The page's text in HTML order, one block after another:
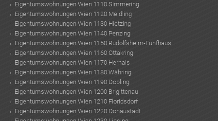
Eigentumswohnungen Wien 1110 Simmering
Eigentumswohnungen Wien 1120 Meidling
Eigentumswohnungen Wien 1130 Hietzing
Eigentumswohnungen Wien 1140 Penzing
Eigentumswohnungen Wien 1150 Rudolfsheim-Fünfhaus
Eigentumswohnungen Wien 1160 Ottakring
Eigentumswohnungen Wien 1170 Hernals
Eigentumswohnungen Wien 1180 Währing
Eigentumswohnungen Wien 1190 Döbling
Eigentumswohnungen Wien 1200 Brigittenau
Eigentumswohnungen Wien 1210 Floridsdorf
Eigentumswohnungen Wien 1220 Donaustadt